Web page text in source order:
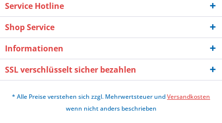
Service Hotline
Shop Service
Informationen
SSL verschlüsselt sicher bezahlen
* Alle Preise verstehen sich zzgl. Mehrwertsteuer undVersandkosten
wenn nicht anders beschrieben